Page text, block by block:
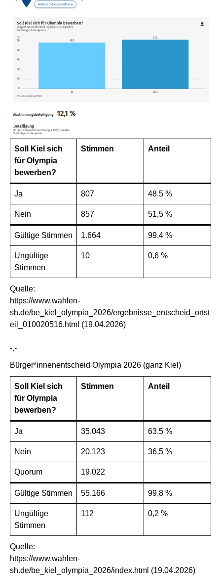
Soll Kiel sich
für Olympia
bewerben?
Stimmen Anteil
Ja 807 48,5 %
Nein 857 51,5 %
Gültige Stimmen 1.664 99,4 %
Ungültige
Stimmen
10 0,6 %
Quelle:
https://www.wahlen-
sh.de/be_kiel_olympia_2026/ergebnisse_entscheid_ortst
eil_010020516.html (19.04.2026)
-.-
Bürger*innenentscheid Olympia 2026 (ganz Kiel)
Soll Kiel sich
für Olympia
bewerben?
Stimmen Anteil
Ja 35.043 63,5 %
Nein 20.123 36,5 %
Quorum 19.022
Gültige Stimmen 55.166 99,8 %
Ungültige
Stimmen
112 0,2 %
Quelle:
https://www.wahlen-
sh.de/be_kiel_olympia_2026/index.html (19.04.2026)